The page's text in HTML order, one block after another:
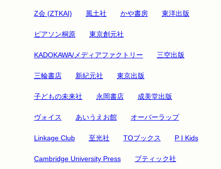
Z会 (ZTKAI) 風土社 かや書房 東洋出版
ピアソン桐原 東京創元社
KADOKAWA/メディアファクトリー 三空出版
三輪書店 新紀元社 東京出版
子どもの未来社 永岡書店 成美堂出版
ヴォイス あいうえお館 オーバーラップ
Linkage Club 至光社 TOブックス P I Kids
Cambridge University Press ブティック社